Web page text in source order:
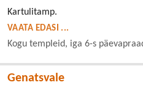
Kartulitamp.
VAATA EDASI ...
Kogu templeid, iga 6-s
Genatsvale